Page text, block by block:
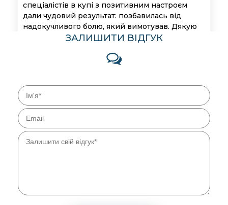
спеціалістів в купі з позитивним настроєм
дали чудовий результат: позбавилась від
надокучливого болю, який вимотував. Дякую
працівникам санаторію!
Я багато прочитала про плазмотерапію - влітку
зацікавилася цією темою. Обираючи серед
багатьох закладів, що проводять цю
процедуру, я знайшла Знам'янський санаторій
- лікарню с багаторічним досвідом та чудовою
репутацією. Окрім бажаного косметичного
свою працю, та й до цього дарує посмішку
ЗАЛИШИТИ ВІДГУК